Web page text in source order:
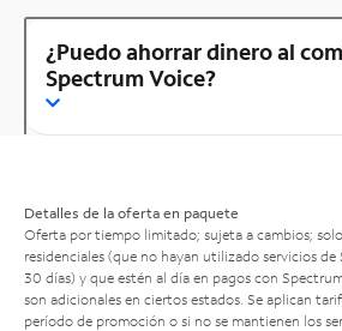
¿Puedo ahorrar dinero al
Spectrum Voice?
Detalles de la oferta en paquete
Oferta por tiempo limitado; sujeta a cambios;
residenciales (que no hayan utilizado servicios
30 días) y que estén al día en pagos con
son adicionales en ciertos estados. Se aplican
período de promoción o si no se mantienen los